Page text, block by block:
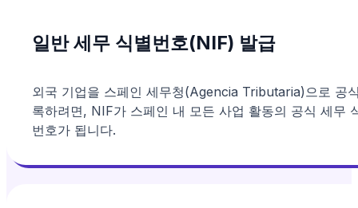
일반 세무 식별번호(NIF) 발급
외국 기업을 스페인 세무청(Agencia Tributaria)으로 공
록하려면, NIF가 스페인 내 모든 사업 활동의 공식 세무
번호가 됩니다.